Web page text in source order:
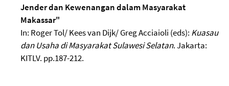
Jender dan Kewenangan dalam Masyarakat
Makassar"
In: Roger Tol/ Kees van Dijk/ Greg Acciaioli (eds): Kuasau
dan Usaha di Masyarakat Sulawesi Selatan. Jakarta:
KITLV. pp.187-212.